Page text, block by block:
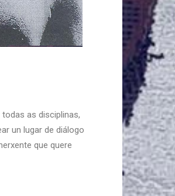
as disciplinas,
un lugar de diálogo
que quere